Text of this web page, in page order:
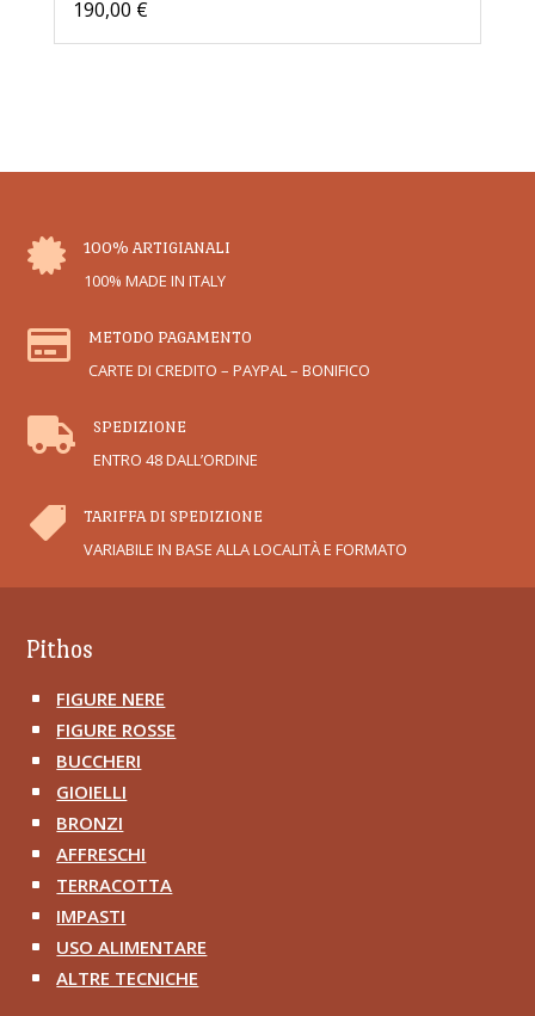
190,00 €
 100% ARTIGIANALI
100% MADE IN ITALY
 METODO PAGAMENTO
CARTE DI CREDITO – PAYPAL – BONIFICO
 SPEDIZIONE
ENTRO 48 DALL’ORDINE
 TARIFFA DI SPEDIZIONE
VARIABILE IN BASE ALLA LOCALITÀ E FORMATO
Pithos
^ FIGURE NERE
^ FIGURE ROSSE
^ BUCCHERI
^ GIOIELLI
^ BRONZI
^ AFFRESCHI
^ TERRACOTTA
^ IMPASTI
^ USO ALIMENTARE
^ ALTRE TECNICHE